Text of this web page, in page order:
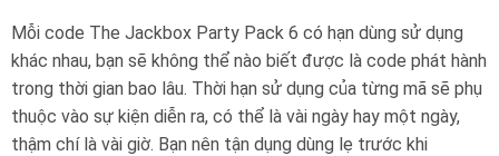
Mỗi code The Jackbox Party Pack 6 có hạn dùng sử dụng
khác nhau, bạn sẽ không thể nào biết được là code phát hành
trong thời gian bao lâu. Thời hạn sử dụng của từng mã sẽ phụ
thuộc vào sự kiện diễn ra, có thể là vài ngày hay một ngày,
thậm chí là vài giờ. Bạn nên tận dụng dùng lẹ trước khi